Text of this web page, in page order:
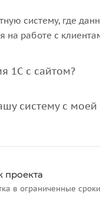
систему, где
на работе с
1С с сайтом?
систему с
проекта
в ограниченные сроки